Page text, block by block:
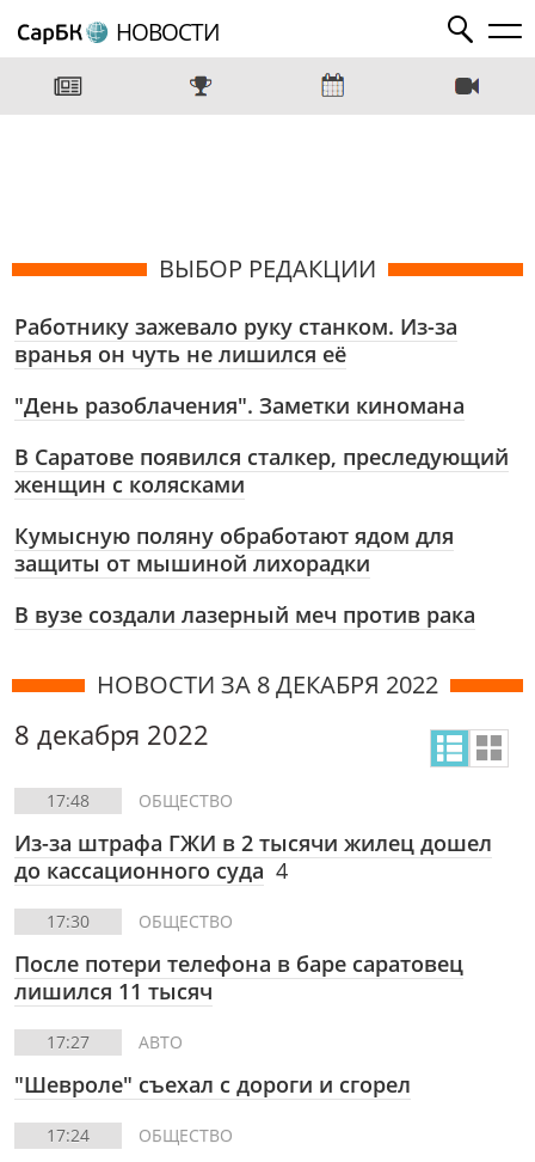
НОВОСТИ
ВЫБОР РЕДАКЦИИ
Работнику зажевало руку станком. Из-за
вранья он чуть не лишился её
"День разоблачения". Заметки киномана
В Саратове появился сталкер, преследующий
женщин с колясками
Кумысную поляну обработают ядом для
защиты от мышиной лихорадки
В вузе создали лазерный меч против рака
НОВОСТИ ЗА 8 ДЕКАБРЯ 2022
8 декабря 2022
17:48 ОБЩЕСТВО
Из-за штрафа ГЖИ в 2 тысячи жилец дошел
до кассационного суда 4
17:30 ОБЩЕСТВО
После потери телефона в баре саратовец
лишился 11 тысяч
17:27 АВТО
"Шевроле" съехал с дороги и сгорел
17:24 ОБЩЕСТВО